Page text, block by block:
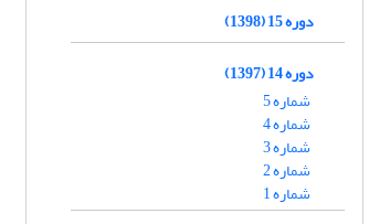
دوره 15 (1398)
دوره 14 (1397)
شماره 5
شماره 4
شماره 3
شماره 2
شماره 1